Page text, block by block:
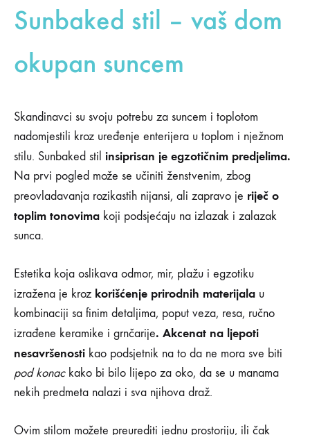
Sunbaked stil – vaš dom
okupan suncem
Skandinavci su svoju potrebu za suncem i toplotom
nadomjestili kroz uređenje enterijera u toplom i nježnom
stilu. Sunbaked stil insiprisan je egzotičnim predjelima.
Na prvi pogled može se učiniti ženstvenim, zbog
preovladavanja rozikastih nijansi, ali zapravo je riječ o
toplim tonovima koji podsjećaju na izlazak i zalazak
sunca.
Estetika koja oslikava odmor, mir, plažu i egzotiku
izražena je kroz korišćenje prirodnih materijala u
kombinaciji sa finim detaljima, poput veza, resa, ručno
izrađene keramike i grnčarije. Akcenat na ljepoti
nesavršenosti kao podsjetnik na to da ne mora sve biti
pod konac kako bi bilo lijepo za oko, da se u manama
nekih predmeta nalazi i sva njihova draž.
Ovim stilom možete preurediti jednu prostoriju, ili čak